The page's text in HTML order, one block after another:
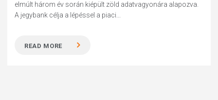
elmúlt három év során kiépült zöld adatvagyonára alapozva.
A jegybank célja a lépéssel a piaci...
READ MORE